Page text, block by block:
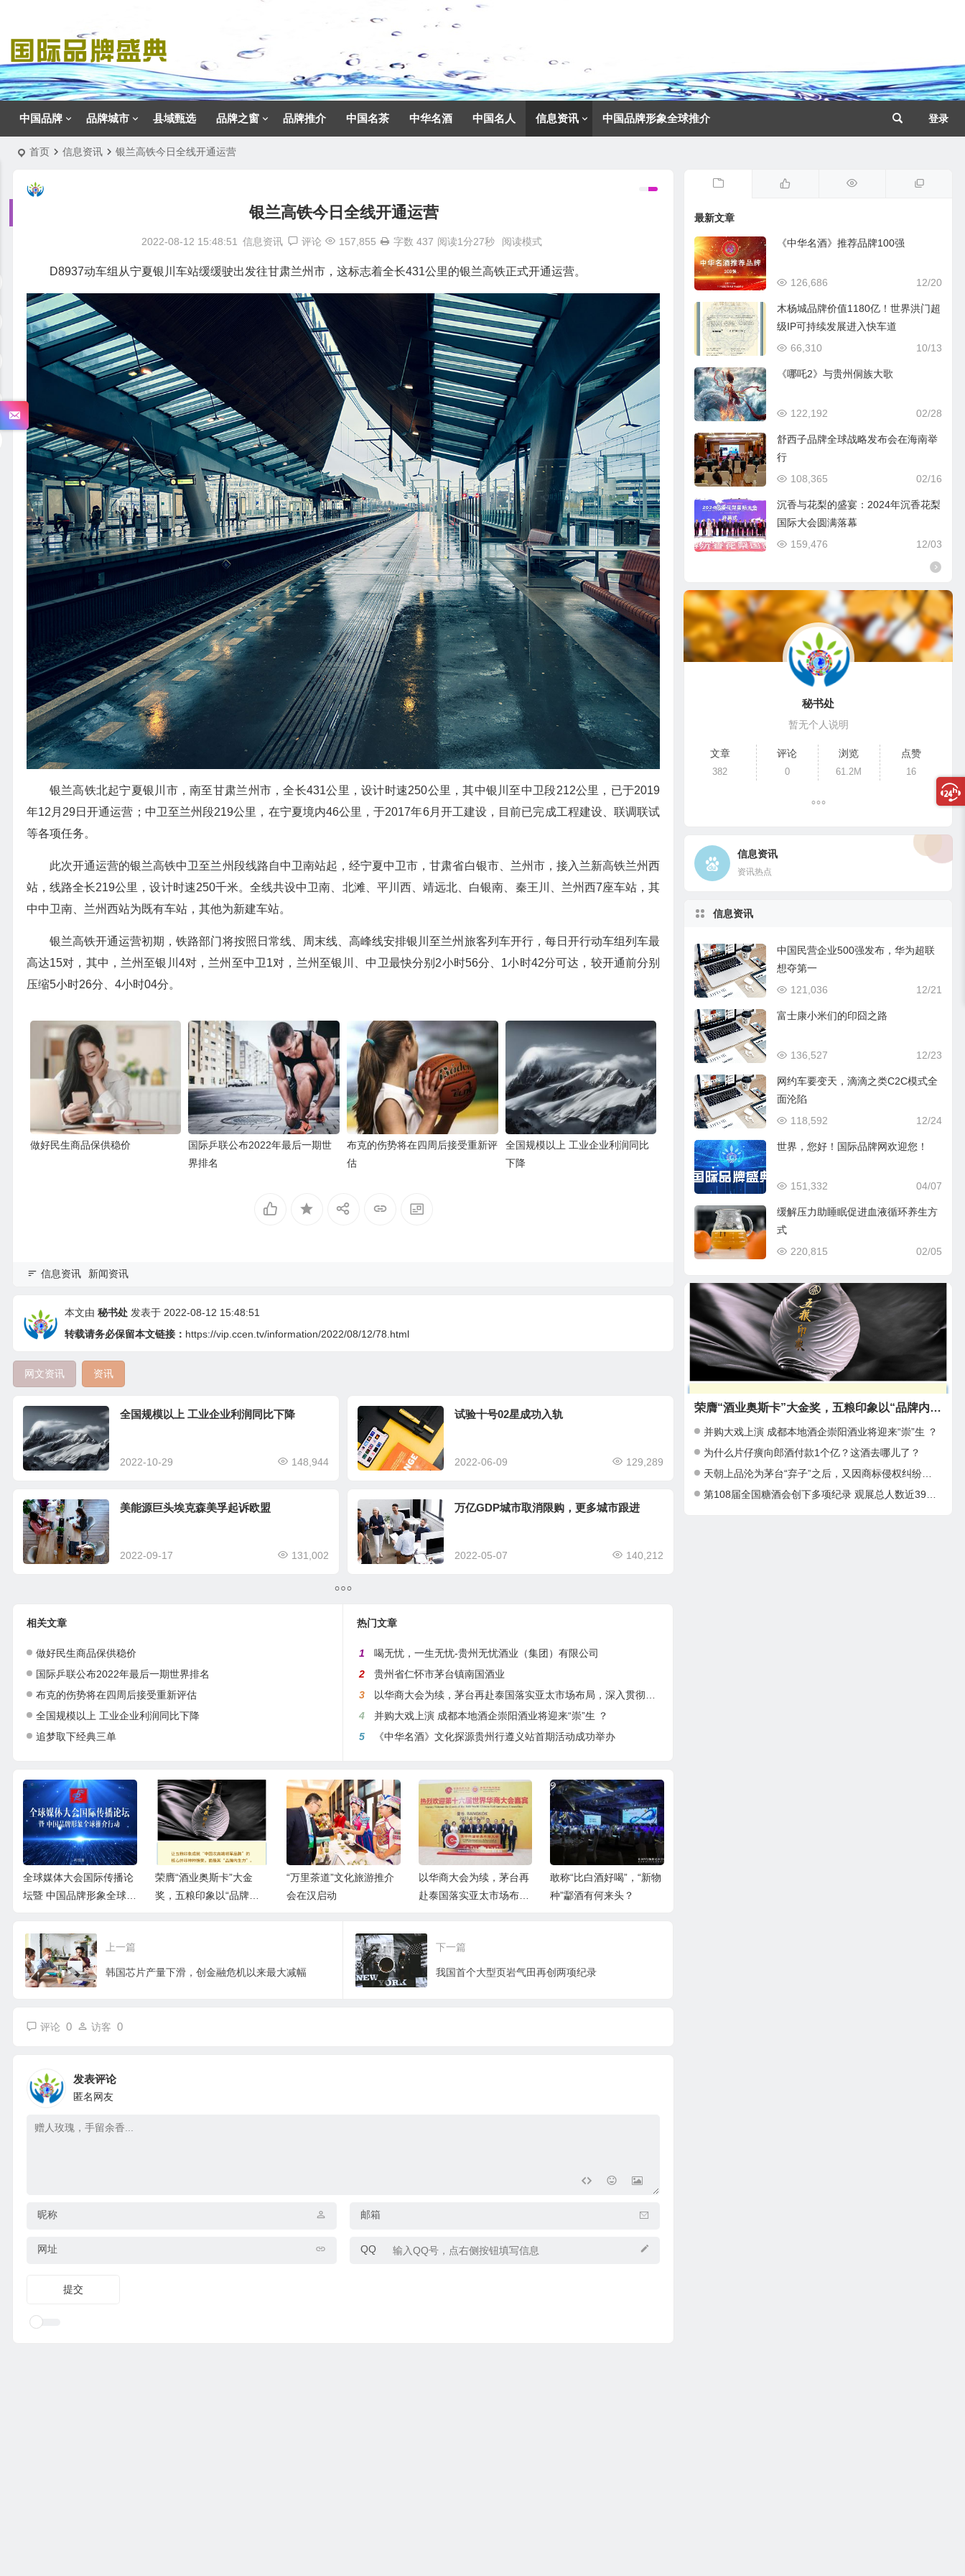
中国品牌 品牌城市 县域甄选 品牌之窗 品牌推介 中国名茶 中华名酒 中国名人 信息资讯 中国品牌形象全球推介 登录
首页 信息资讯 银兰高铁今日全线开通运营
银兰高铁今日全线开通运营
2022-08-12 15:48:51 信息资讯 评论 157,855 字数 437 阅读1分27秒 阅读模式
D8937动车组从宁夏银川车站缓缓驶出发往甘肃兰州市，这标志着全长431公里的银兰高铁正式开通运营。
银兰高铁北起宁夏银川市，南至甘肃兰州市，全长431公里，设计时速250公里，其中银川至中卫段212公里，已于2019
年12月29日开通运营；中卫至兰州段219公里，在宁夏境内46公里，于2017年6月开工建设，目前已完成工程建设、联调联试
等各项任务。
此次开通运营的银兰高铁中卫至兰州段线路自中卫南站起，经宁夏中卫市，甘肃省白银市、兰州市，接入兰新高铁兰州西
站，线路全长219公里，设计时速250千米。全线共设中卫南、北滩、平川西、靖远北、白银南、秦王川、兰州西7座车站，其
中中卫南、兰州西站为既有车站，其他为新建车站。
银兰高铁开通运营初期，铁路部门将按照日常线、周末线、高峰线安排银川至兰州旅客列车开行，每日开行动车组列车最
高达15对，其中，兰州至银川4对，兰州至中卫1对，兰州至银川、中卫最快分别2小时56分、1小时42分可达，较开通前分别
压缩5小时26分、4小时04分。
做好民生商品保供稳价
国际乒联公布2022年最后一期世
界排名
布克的伤势将在四周后接受重新评
估
全国规模以上 工业企业利润同比
下降
信息资讯 新闻资讯
本文由 秘书处发表于 2022-08-12 15:48:51
转载请务必保留本文链接： https://vip.ccen.tv/information/2022/08/12/78.html
网文资讯 资讯
全国规模以上 工业企业利润同比下降
2022-10-29 148,944
试验十号02星成功入轨
2022-06-09 129,289
美能源巨头埃克森美孚起诉欧盟
2022-09-17 131,002
万亿GDP城市取消限购，更多城市跟进
2022-05-07 140,212
相关文章
做好民生商品保供稳价
国际乒联公布2022年最后一期世界排名
布克的伤势将在四周后接受重新评估
全国规模以上 工业企业利润同比下降
追梦取下经典三单
热门文章
1
喝无忧，一生无忧-贵州无忧酒业（集团）有限公司
2
贵州省仁怀市茅台镇南国酒业
3
以华商大会为续，茅台再赴泰国落实亚太市场布局，深入贯彻国际化战略
4
并购大戏上演 成都本地酒企崇阳酒业将迎来“崇”生 ？
5
《中华名酒》文化探源贵州行遵义站首期活动成功举办
全球媒体大会国际传播论
坛暨 中国品牌形象全球推
荣膺“酒业奥斯卡”大金
奖，五粮印象以“品牌内
“万里茶道”文化旅游推介
会在汉启动
以华商大会为续，茅台再
赴泰国落实亚太市场布
敢称“比白酒好喝”，“新物
种”酃酒有何来头？
上一篇
韩国芯片产量下滑，创金融危机以来最大减幅
下一篇
我国首个大型页岩气田再创两项纪录
评论 0 访客 0
发表评论
匿名网友
昵称 邮箱
网址 QQ
最新文章
《中华名酒》推荐品牌100强
12/20
126,686
木杨城品牌价值1180亿！世界洪门超
级IP可持续发展进入快车道
10/13
66,310
《哪吒2》与贵州侗族大歌
02/28
122,192
舒西子品牌全球战略发布会在海南举
行
02/16
108,365
沉香与花梨的盛宴：2024年沉香花梨
国际大会圆满落幕
12/03
159,476
秘书处
暂无个人说明
文章
382
评论
0
浏览
61.2M
点赞
16
信息资讯
资讯热点
信息资讯
中国民营企业500强发布，华为超联
想夺第一
12/21
121,036
富士康小米们的印囧之路
12/23
136,527
网约车要变天，滴滴之类C2C模式全
面沦陷
12/24
118,592
世界，您好！国际品牌网欢迎您！
04/07
151,332
缓解压力助睡眠促进血液循环养生方
式
02/05
220,815
荣膺“酒业奥斯卡”大金奖，五粮印象以“品牌内生力”奠定“领军”基础
并购大戏上演 成都本地酒企崇阳酒业将迎来“崇”生 ？
为什么片仔癀向郎酒付款1个亿？这酒去哪儿了？
天朝上品沦为茅台“弃子”之后，又因商标侵权纠纷被告上法庭！
第108届全国糖酒会创下多项纪录 观展总人数近39万人次